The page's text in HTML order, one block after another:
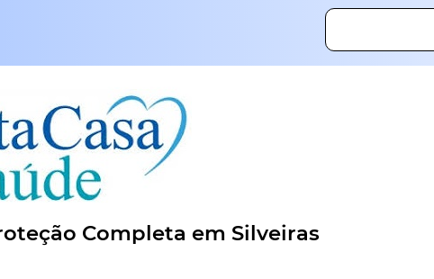
Completa em Silveiras